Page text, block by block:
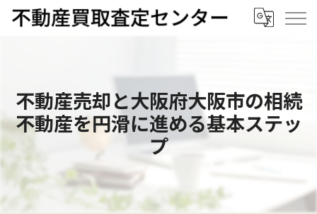
不動産売却と大阪府大阪市の相続
不動産を円滑に進める基本ステッ
プ